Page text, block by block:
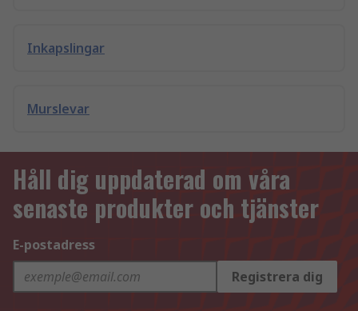
Inkapslingar
Murslevar
Håll dig uppdaterad om våra
senaste produkter och tjänster
E-postadress
Registrera dig